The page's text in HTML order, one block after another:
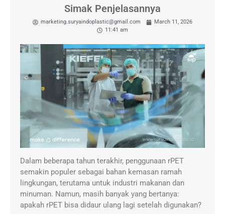
Simak Penjelasannya
marketing.suryaindoplastic@gmail.com
March 11, 2026
11:41 am
Dalam beberapa tahun terakhir, penggunaan rPET
semakin populer sebagai bahan kemasan ramah
lingkungan, terutama untuk industri makanan dan
minuman. Namun, masih banyak yang bertanya:
apakah rPET bisa didaur ulang lagi setelah digunakan?